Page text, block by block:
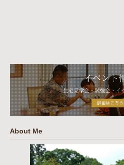
About Me